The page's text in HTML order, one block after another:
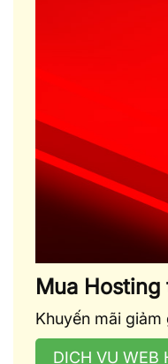
Mua Hosting
Khuyến mãi
DỊCH VỤ WEB